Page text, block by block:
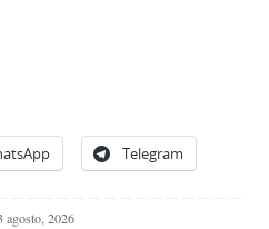
Telegram
agosto, 2026